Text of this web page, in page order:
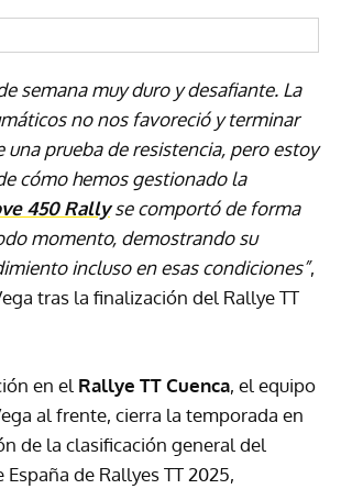
semana muy duro y desafiante. La
no nos favoreció y terminar
prueba de resistencia, pero estoy
cómo hemos gestionado la
450 Rallyse comportó de forma
momento, demostrando su
incluso en esas condiciones”,
tras la finalización del Rallye TT
en el Rallye TT Cuenca, el equipo
al frente, cierra la temporada en
de la clasificación general del
de Rallyes TT 2025,